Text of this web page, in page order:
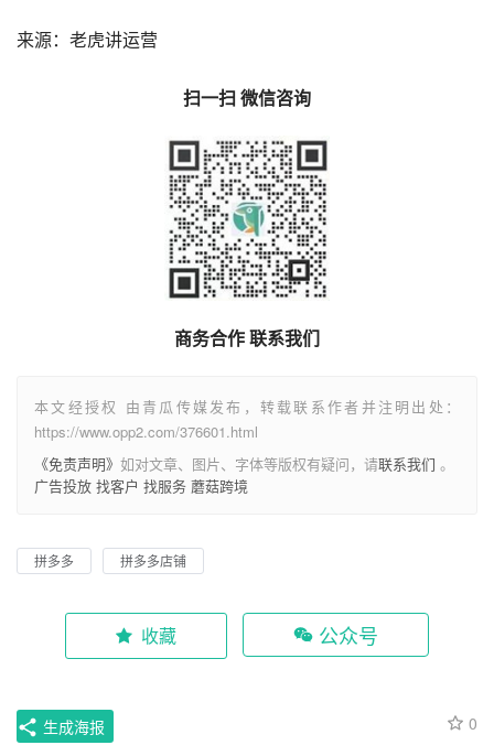
来源：老虎讲运营
扫一扫 微信咨询
商务合作 联系我们
本文经授权 由青瓜传媒发布，转载联系作者并注明出处：
https://www.opp2.com/376601.html
《免责声明》 如对文章、图片、字体等版权有疑问，请联系我们 。
广告投放 找客户 找服务 蘑菇跨境
拼多多 拼多多店铺
收藏 公众号
0
生成海报